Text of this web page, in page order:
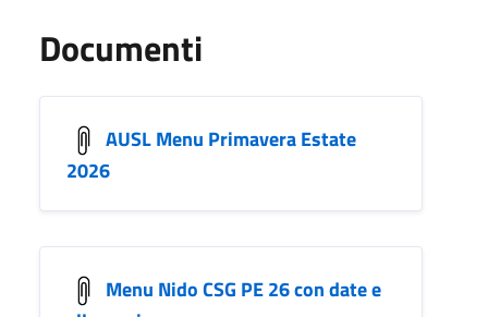
Documenti
AUSL Menu Primavera Estate
2026
Menu Nido CSG PE 26 con date e